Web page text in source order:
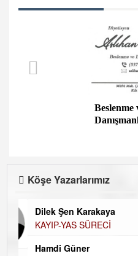
Beslenme ve
Köşe Yazarlarımız
Dilek Şen Karakaya
KAYIP-YAS SÜRECİ
Hamdi Güner